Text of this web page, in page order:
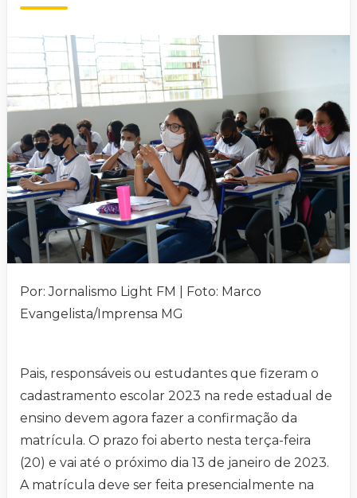
Por: Jornalismo Light FM | Foto: Marco
Evangelista/Imprensa MG
Pais, responsáveis ou estudantes que fizeram o
cadastramento escolar 2023 na rede estadual de
ensino devem agora fazer a confirmação da
matrícula. O prazo foi aberto nesta terça-feira
(20) e vai até o próximo dia 13 de janeiro de 2023.
A matrícula deve ser feita presencialmente na